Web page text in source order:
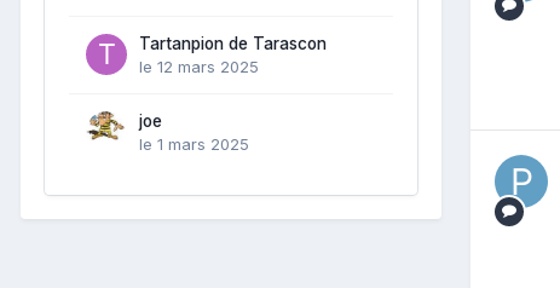
Tartanpion de Tarascon
le 12 mars 2025
joe
le 1 mars 2025